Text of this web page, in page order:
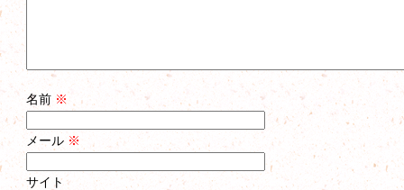
名前 ※
メール ※
サイト